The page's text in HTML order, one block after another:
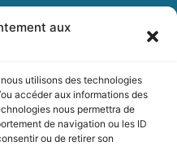
aux
utilisons des technologies
accéder aux informations des
nous permettra de
de navigation ou les ID
ou de retirer son
– Formation